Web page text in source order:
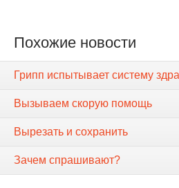
Похожие новости
Грипп испытывает систему
Вызываем скорую помощь
Вырезать и сохранить
Зачем спрашивают?